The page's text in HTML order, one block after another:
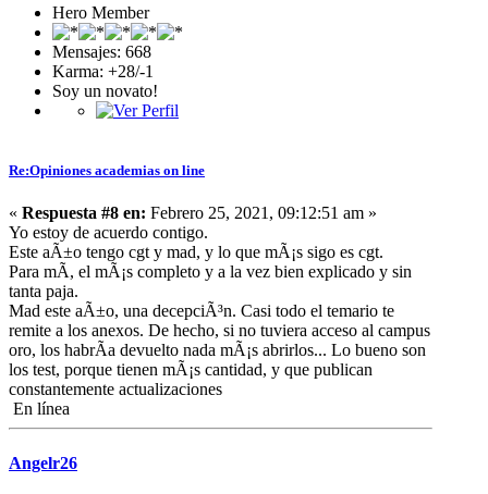
Hero Member
Mensajes: 668
Karma: +28/-1
Soy un novato!
Re:Opiniones academias on line
« Respuesta #8 en: Febrero 25, 2021, 09:12:51 am »
Yo estoy de acuerdo contigo.
Este aÃ±o tengo cgt y mad, y lo que mÃ¡s sigo es cgt.
Para mÃ­, el mÃ¡s completo y a la vez bien explicado y sin
tanta paja.
Mad este aÃ±o, una decepciÃ³n. Casi todo el temario te
remite a los anexos. De hecho, si no tuviera acceso al campus
oro, los habrÃ­a devuelto nada mÃ¡s abrirlos... Lo bueno son
los test, porque tienen mÃ¡s cantidad, y que publican
constantemente actualizaciones
En línea
Angelr26